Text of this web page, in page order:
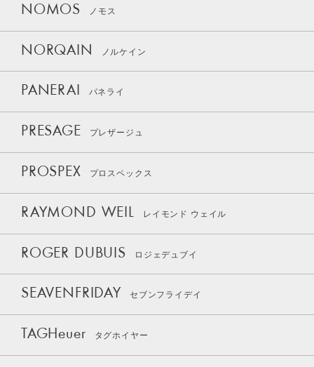
NOMOS ノモス
NORQAIN ノルケイン
PANERAI パネライ
PRESAGE プレザージュ
PROSPEX プロスペックス
RAYMOND WEIL レイモンド ウェイル
ROGER DUBUIS ロジェデュブイ
SEAVENFRIDAY セブンフライデイ
TAGHeuer タグホイヤー